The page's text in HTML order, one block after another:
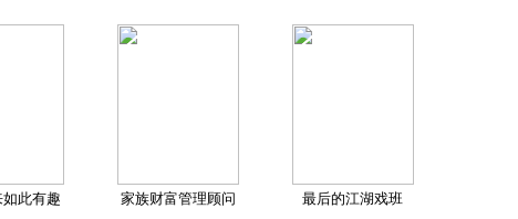
此有趣 家族财富管理顾问 最后的江湖戏班